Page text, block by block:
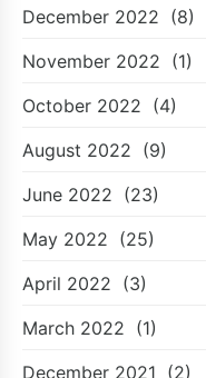
December 2022 (8)
November 2022 (1)
October 2022 (4)
August 2022 (9)
June 2022 (23)
May 2022 (25)
April 2022 (3)
March 2022 (1)
December 2021 (2)